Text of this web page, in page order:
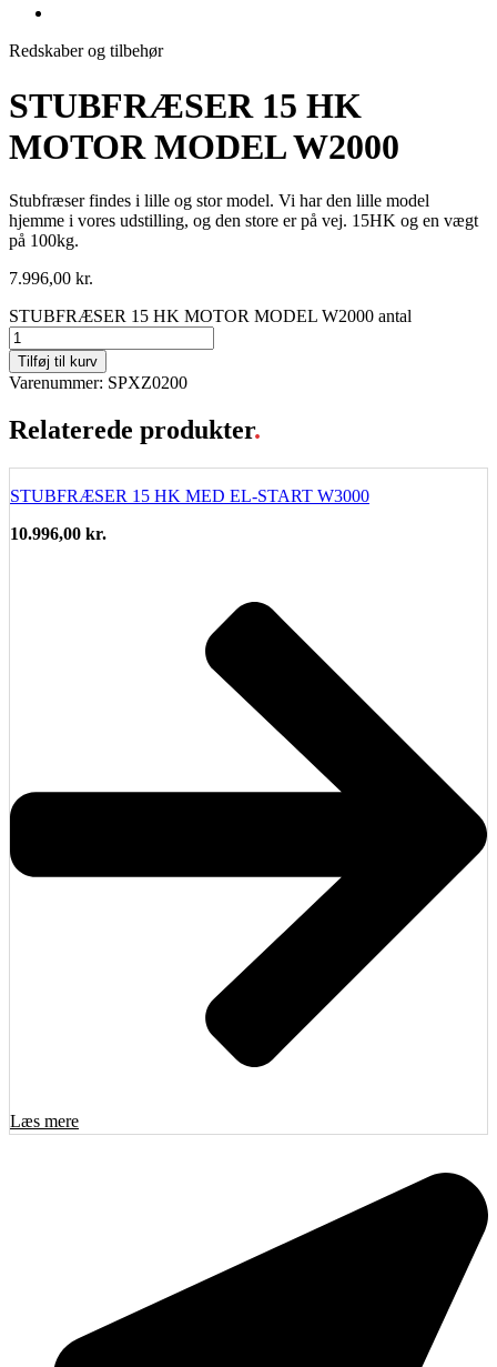
Redskaber og tilbehør
STUBFRÆSER 15 HK
MOTOR MODEL W2000
Stubfræser findes i lille og stor model. Vi har den lille model
hjemme i vores udstilling, og den store er på vej. 15HK og en vægt
på 100kg.
7.996,00 kr.
STUBFRÆSER 15 HK MOTOR MODEL W2000 antal
Tilføj til kurv
Varenummer: SPXZ0200
Relaterede produkter.
STUBFRÆSER 15 HK MED EL-START W3000
10.996,00 kr.
Læs mere